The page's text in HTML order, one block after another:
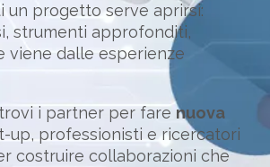
un progetto serve aprirsi:
strumenti approfonditi,
viene dalle esperienze
i partner per fare nuova
up, professionisti e ricercatori
costruire collaborazioni che